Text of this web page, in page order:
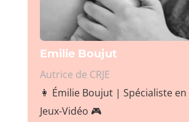
Emilie Boujut
Autrice de CRJE
👩 Émilie Boujut | Spécialiste
Jeux-Vidéo 🎮